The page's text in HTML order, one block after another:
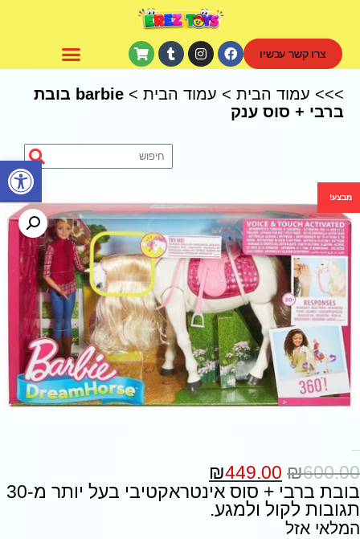
פתח סרגל נגישות
צרו קשר עכשיו
>>> עמוד הבית > עמוד הבית >
barbie בובת
ברבי + סוס ענק
מבצע!
₪600.00
₪449.00
בובת ברבי + סוס אינטראקטיבי בעל יותר מ-30
תגובות לקול ולמגע.
המלאי אזל